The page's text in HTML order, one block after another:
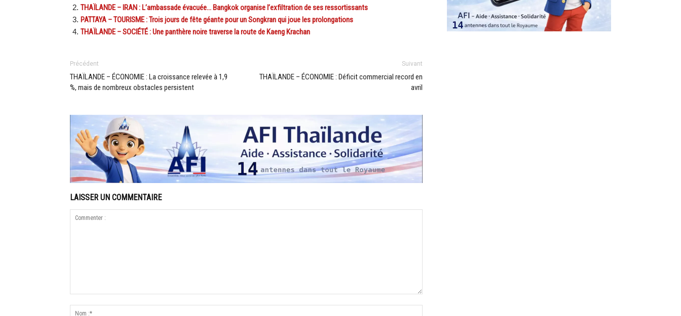
THAÏLANDE – IRAN : L’ambassade évacuée… Bangkok organise l’exfiltration de ses ressortissants
PATTAYA – TOURISME : Trois jours de fête géante pour un Songkran qui joue les prolongations
THAÏLANDE – SOCIÉTÉ : Une panthère noire traverse la route de Kaeng Krachan
Précédent
THAÏLANDE – ÉCONOMIE : La croissance relevée à 1,9
%, mais de nombreux obstacles persistent
Suivant
THAÏLANDE – ÉCONOMIE : Déficit commercial record en
avril
LAISSER UN COMMENTAIRE